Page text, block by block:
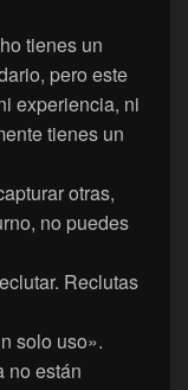
tienes un
pero este
experiencia, ni
tienes un
otras,
no puedes
Reclutas
solo uso».
no están